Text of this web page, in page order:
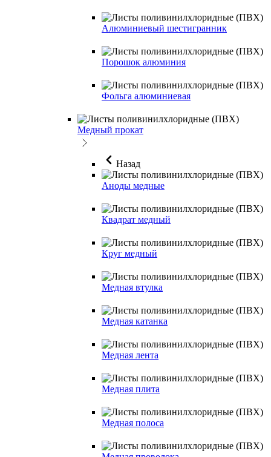
Алюминиевый шестигранник
Порошок алюминия
Фольга алюминиевая
Медный прокат
Назад
Аноды медные
Квадрат медный
Круг медный
Медная втулка
Медная катанка
Медная лента
Медная плита
Медная полоса